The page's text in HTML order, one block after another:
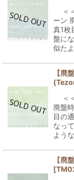
＜
ーン
真1枚
盤に
似た
【廃
＜
廃盤
目の
なっ
よう
【廃
[